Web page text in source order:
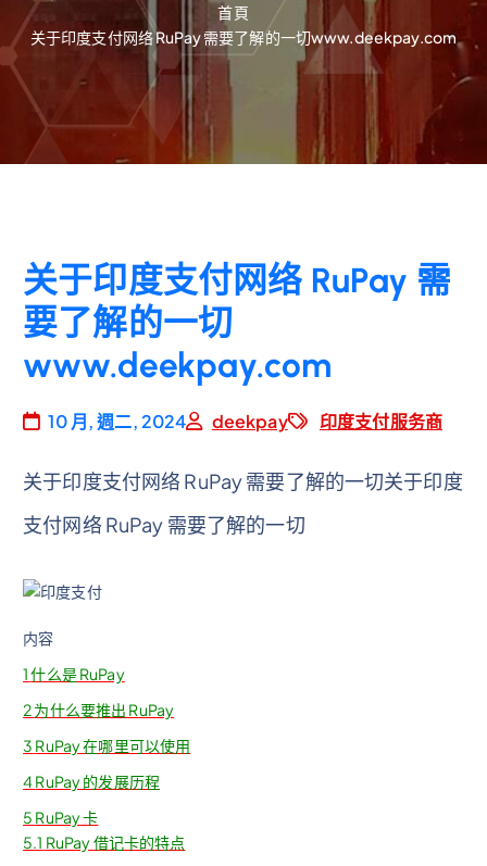
首頁
关于印度支付网络 RuPay 需要了解的一切www.deekpay.com
关于印度支付网络 RuPay 需
要了解的一切
www.deekpay.com
10 月, 週二, 2024 deekpay 印度支付服务商
关于印度支付网络 RuPay 需要了解的一切关于印度
支付网络 RuPay 需要了解的一切
内容
1什么是 RuPay
2为什么要推出 RuPay
3 RuPay 在哪里可以使用
4RuPay 的发展历程
5 RuPay 卡
5.1 RuPay 借记卡的特点